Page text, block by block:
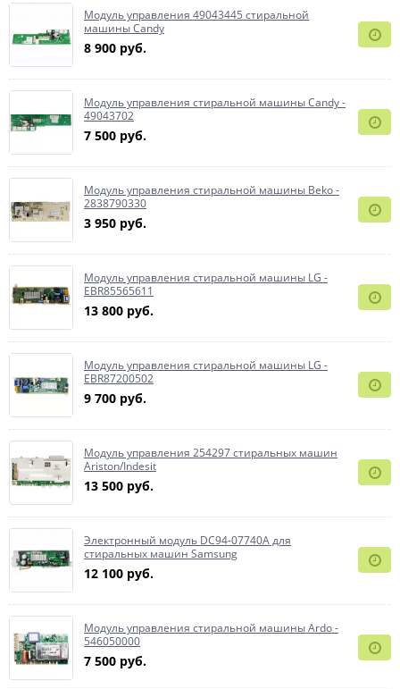
Модуль управления 49043445 стиральной
машины Candy
8 900 руб.
Модуль управления стиральной машины Candy -
49043702
7 500 руб.
Модуль управления стиральной машины Beko -
2838790330
3 950 руб.
Модуль управления стиральной машины LG -
EBR85565611
13 800 руб.
Модуль управления стиральной машины LG -
EBR87200502
9 700 руб.
Модуль управления 254297 стиральных машин
Ariston/Indesit
13 500 руб.
Электронный модуль DC94-07740A для
стиральных машин Samsung
12 100 руб.
Модуль управления стиральной машины Ardo -
546050000
7 500 руб.